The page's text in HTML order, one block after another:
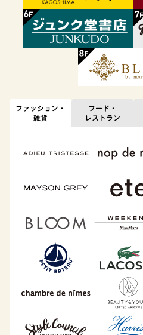
ファッション・
雑貨
フード・
レストラン